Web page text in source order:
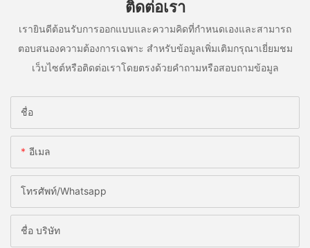
ติดต่อเรา
เรายินดีต้อนรับการออกแบบและความคิดที่กำหนดเองและสามารถ
ตอบสนองความต้องการเฉพาะ สำหรับข้อมูลเพิ่มเติมกรุณาเยี่ยมชม
เว็บไซต์หรือติดต่อเราโดยตรงด้วยคำถามหรือสอบถามข้อมูล
ชื่อ
อีเมล
โทรศัพท์/whatsapp
ชื่อ บริษัท